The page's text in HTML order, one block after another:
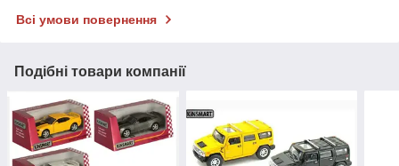
Всі умови повернення
Подібні товари компанії